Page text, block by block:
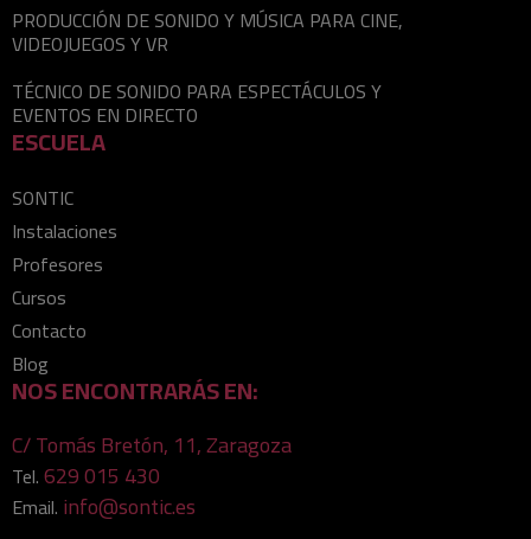
PRODUCCIÓN DE SONIDO Y MÚSICA PARA CINE,
VIDEOJUEGOS Y VR
TÉCNICO DE SONIDO PARA ESPECTÁCULOS Y
EVENTOS EN DIRECTO
ESCUELA
SONTIC
Instalaciones
Profesores
Cursos
Contacto
Blog
NOS ENCONTRARÁS EN:
C/ Tomás Bretón, 11, Zaragoza
Tel.629 015 430
Email. info@sontic.es